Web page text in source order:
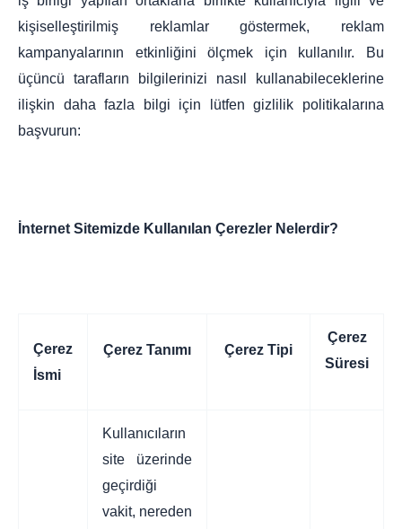
kişiselleştirilmiş reklamlar göstermek, reklam
kampanyalarının etkinliğini ölçmek için kullanılır. Bu
üçüncü tarafların bilgilerinizi nasıl kullanabileceklerine
ilişkin daha fazla bilgi için lütfen gizlilik politikalarına
başvurun:
İnternet Sitemizde Kullanılan Çerezler Nelerdir?
Çerez
İsmi
Çerez Tanımı Çerez Tipi
Çerez
Süresi
Kullanıcıların
site üzerinde
geçirdiği
vakit, nereden